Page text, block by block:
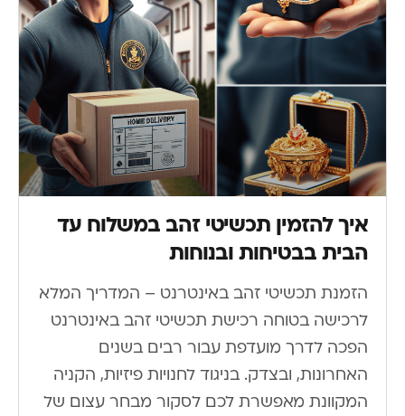
איך להזמין תכשיטי זהב במשלוח עד
הבית בבטיחות ובנוחות
הזמנת תכשיטי זהב באינטרנט – המדריך המלא
לרכישה בטוחה רכישת תכשיטי זהב באינטרנט
הפכה לדרך מועדפת עבור רבים בשנים
האחרונות, ובצדק. בניגוד לחנויות פיזיות, הקניה
המקוונת מאפשרת לכם לסקור מבחר עצום של